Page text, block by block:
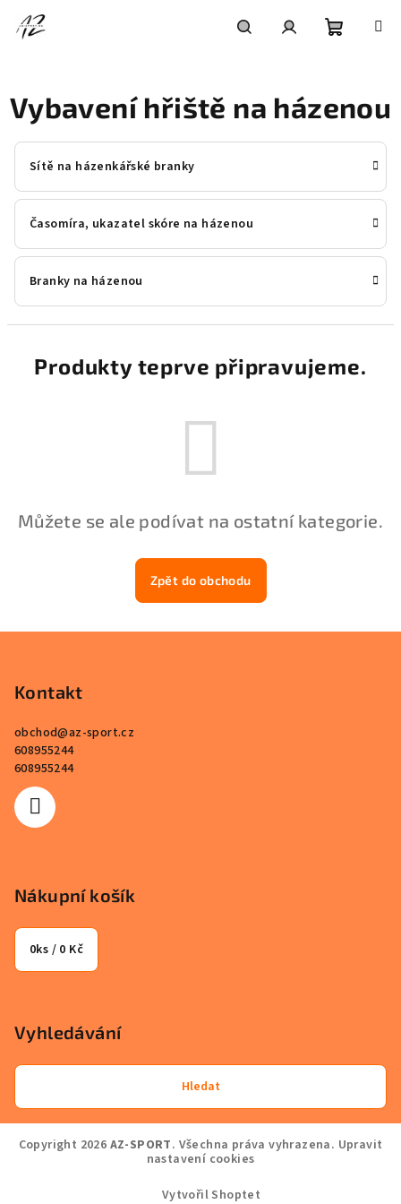
obsah
košík
Vybavení hřiště na házenou
Sítě na házenkářské branky
Časomíra, ukazatel skóre na házenou
Branky na házenou
Produkty teprve připravujeme.
Můžete se ale podívat na ostatní kategorie.
Zpět do obchodu
Kontakt
obchod@az-sport.cz
608955244
608955244
Nákupní košík
0ks / 0 Kč
Vyhledávání
Hledat
Copyright 2026 AZ-SPORT. Všechna práva vyhrazena. Upravit
nastavení cookies
Vytvořil Shoptet